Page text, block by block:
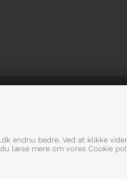
endnu bedre. Ved at klikke
læse mere om vores Cookie